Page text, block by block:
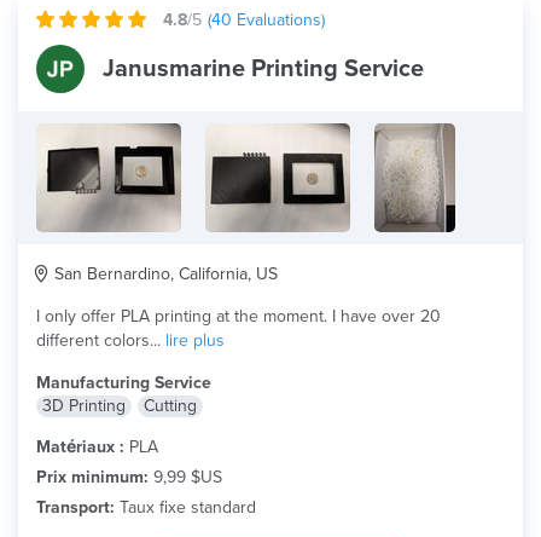
4.8/5 (40 Evaluations)
Janusmarine Printing Service
San Bernardino, California, US
I only offer PLA printing at the moment. I have over 20
different colors... lire plus
Manufacturing Service
3D Printing
Cutting
Matériaux : PLA
Prix minimum: 9,99 $US
Transport: Taux fixe standard